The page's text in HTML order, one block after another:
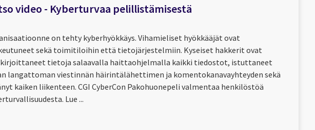
video - Kyberturvaa pelillistämisestä
on tehty kyberhyökkäys. Vihamieliset hyökkääjät ovat
sekä toimitiloihin että tietojärjestelmiin. Kyseiset hakkerit ovat
tietoja salaavalla haittaohjelmalla kaikki tiedostot, istuttaneet
langattoman viestinnän häirintälähettimen ja komentokanavayhteyden sekä
kaiken liikenteen. CGI CyberCon Pakohuonepeli valmentaa henkilöstöä
Lue ...